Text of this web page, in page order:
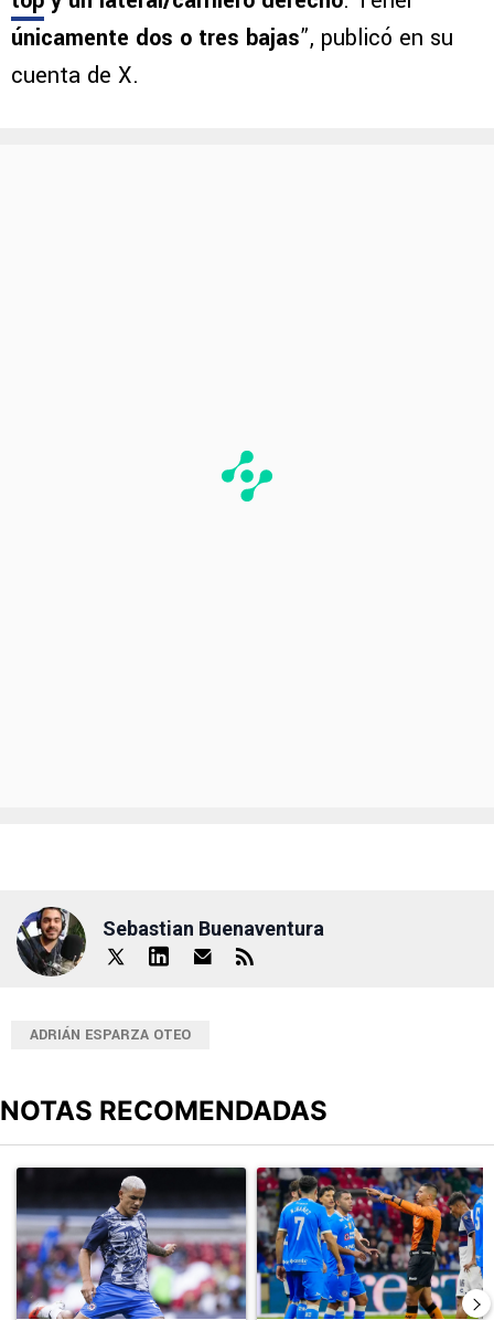
únicamente dos o tres bajas”, publicó en su
cuenta de X.
Sebastian Buenaventura
ADRIÁN ESPARZA OTEO
NOTAS RECOMENDADAS
Un artículo de tendencia con el título "Revelan un detalle clave
Un artículo de tendencia con el